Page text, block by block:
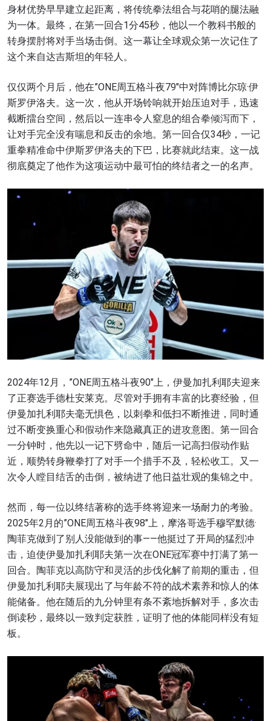
身材优势早早建立起距离，将传统拳法组合与花哨的腿法融
为一体。最终，在第一回合1分45秒，他以一个教科书般的
转身摆肘将对手当场击倒。这一幕让全球观众第一次记住了
这个来自达吉斯坦的年轻人。
仅仅两个月后，他在”ONE周五格斗夜79″中对阵博比尔琼·伊
斯罗伊洛夫。这一次，他从开场铃响就开始压迫对手，迅速
截断擂台空间，然后以一连串令人窒息的组合拳倾泻而下，
让对手完全没有喘息和反击的余地。第一回合仅34秒，一记
重拳精准命中伊斯罗伊洛夫的下巴，比赛就此结束。这一战
彻底奠定了他作为这项运动中最可怕的终结者之一的名声。
2024年12月，”ONE周五格斗夜90″上，伊曼加扎利耶夫迎来
了正赛选手德杜安莱克。尽管对手拥有丰富的比赛经验，但
伊曼加扎利耶夫毫无惧色，以刺拳和低扫不断推进，同时通
过不断变换重心和假动作来隐藏真正的进攻意图。第一回合
一分钟时，他先以一记下劈命中，随后一记高扫假动作贴
近，顺势转身鞭拳打了对手一个措手不及，轻松收工。又一
次令人瞠目结舌的击倒，被纳进了他日益壮观的集锦之中。
然而，每一位以终结著称的选手终将迎来一场耐力的考验。
2025年2月的”ONE周五格斗夜98″上，摩洛哥选手穆罕默德·
陶菲克做到了别人没能做到的事——他挺过了开局的猛烈冲
击，迫使伊曼加扎利耶夫第一次在ONE冠军赛中打满了第一
回合。陶菲克以高防守和灵活的步伐化解了前期的重击，但
伊曼加扎利耶夫展现出了与年龄不符的战术素养和惊人的体
能储备。他在随后的九分钟里有条不紊地拆解对手，多次击
倒读秒，最终以一致判定获胜，证明了他的体能同样没有短
板。